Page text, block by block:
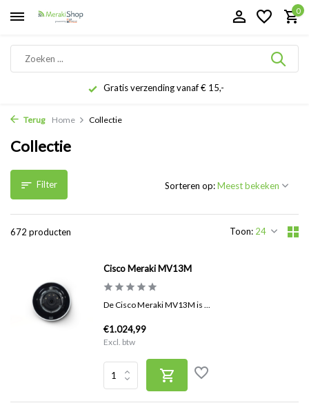
0
Gratis verzending vanaf € 15,-
Terug Home Collectie
Collectie
Filter
672 producten Toon:
Sorteren op:
Cisco Meraki MV13M
De Cisco Meraki MV13M is ...
€1.024,99
Excl. btw